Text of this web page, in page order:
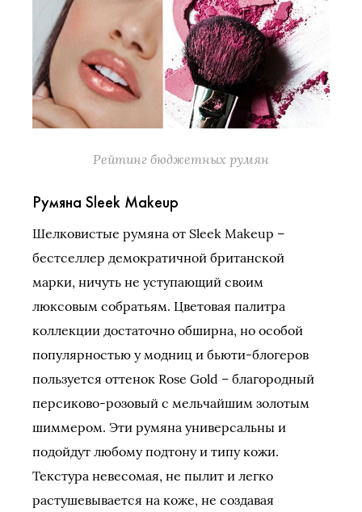
Рейтинг бюджетных румян
Румяна Sleek Makeup
Шелковистые румяна от Sleek Makeup –
бестселлер демократичной британской
марки, ничуть не уступающий своим
люксовым собратьям. Цветовая палитра
коллекции достаточно обширна, но особой
популярностью у модниц и бьюти-блогеров
пользуется оттенок Rose Gold – благородный
персиково-розовый с мельчайшим золотым
шиммером. Эти румяна универсальны и
подойдут любому подтону и типу кожи.
Текстура невесомая, не пылит и легко
растушевывается на коже, не создавая